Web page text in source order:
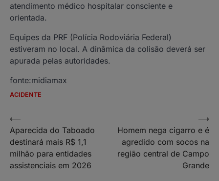
atendimento médico hospitalar consciente e
orientada.
Equipes da PRF (Polícia Rodoviária Federal)
estiveram no local. A dinâmica da colisão deverá ser
apurada pelas autoridades.
fonte:midiamax
ACIDENTE
Navegação
de
Post
⟵
Aparecida do Taboado
destinará mais R$ 1,1
milhão para entidades
assistenciais em 2026
Homem nega cigarro e é
agredido com socos na
região central de Campo
Grande
⟶